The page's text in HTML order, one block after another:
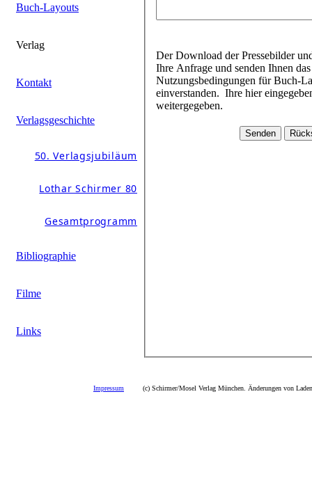
Buch-Layouts
Verlag
Kontakt
Verlagsgeschichte
50. Verlagsjubiläum
Lothar Schirmer 80
Gesamtprogramm
Bibliographie
Filme
Links
Der Download der Pressebilder und Layouts ist für jeden Titel mit einem gesonderten Passwort geschützt. Gerne bearbeiten wir
Ihre Anfrage und senden Ihnen das Passwort schnellstmöglich zu. Mit dem Download der Daten erklären Sie sich mit den
Nutzungsbedingungen für Buch-Layouts und Pressebilder (beim jeweiligen Buchtitel im Pressebereich hinterlegt)
einverstanden. Ihre hier eingegebenen Daten werden durch Schirmer/Mosel nicht an andere Personen oder Unternehmen
weitergegeben.
Impressum (c) Schirmer/Mosel Verlag München. Änderungen von